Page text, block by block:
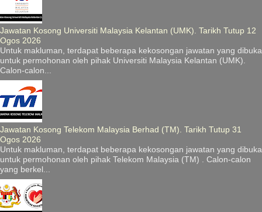
Jawatan Kosong Universiti Malaysia Kelantan (UMK). Tarikh Tutup 12
Ogos 2026
Untuk makluman, terdapat beberapa kekosongan jawatan yang dibuka
untuk permohonan oleh pihak Universiti Malaysia Kelantan (UMK).
Calon-calon...
Jawatan Kosong Telekom Malaysia Berhad (TM). Tarikh Tutup 31
Ogos 2026
Untuk makluman, terdapat beberapa kekosongan jawatan yang dibuka
untuk permohonan oleh pihak Telekom Malaysia (TM) . Calon-calon
yang berkel...